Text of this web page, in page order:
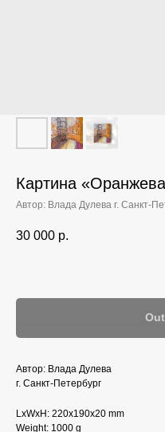
Картина
Автор: Влада Дулева г. Санкт-
30 000 р.
Автор: Влада Дулева
г. Санкт-Петербург
LxWxH: 220x190x20 mm
Weight: 1000 g